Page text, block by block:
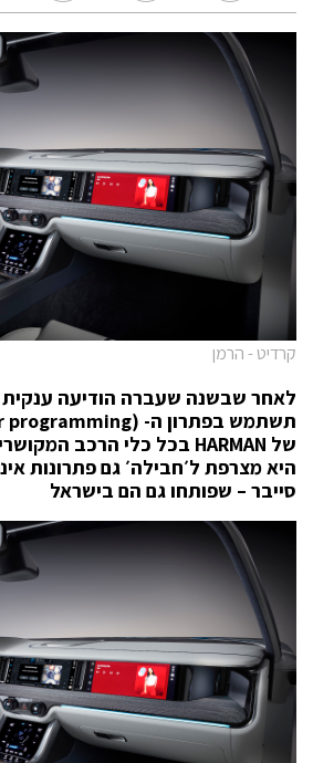
קרדיט - הרמן
לאחר שבשנה שעברה הודיעה ענקית
תשתמש בפתרון ה- programming)
של HARMAN בכל כלי הרכב
היא מצרפת ל׳חבילה׳ גם פתרונות
סייבר – שפותחו גם הם בישראל